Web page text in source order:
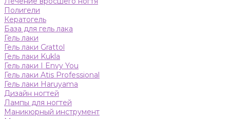
Полигели
Кератогель
База для гель лака
Гель лаки
Гель лаки Grattol
Гель лаки Kukla
Гель лаки I Envy You
Гель лаки Atis Professional
Гель лаки Haruyama
Дизайн ногтей
Лампы для ногтей
Маникюрный инструмент